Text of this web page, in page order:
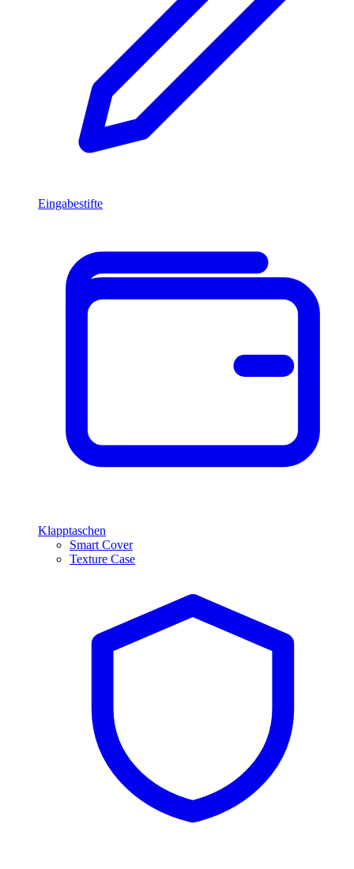
Eingabestifte
Klapptaschen
Smart Cover
Texture Case